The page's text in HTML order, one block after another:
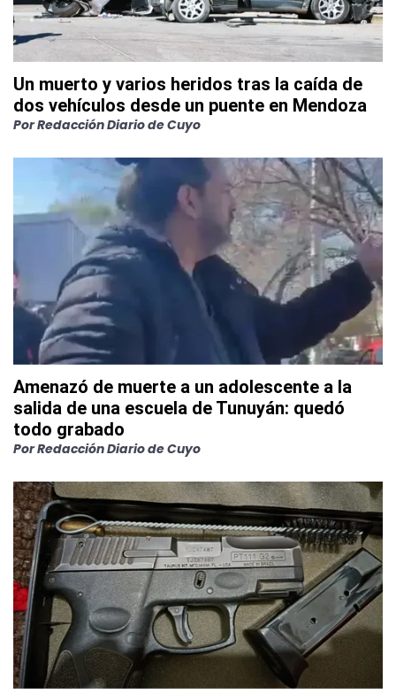
Un muerto y varios heridos tras la caída de
dos vehículos desde un puente en Mendoza
PorRedacción Diario de Cuyo
Amenazó de muerte a un adolescente a la
salida de una escuela de Tunuyán: quedó
todo grabado
PorRedacción Diario de Cuyo